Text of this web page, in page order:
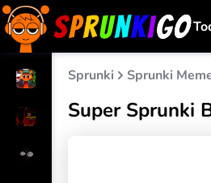
Sprunki Sprunki
Super Sprunki